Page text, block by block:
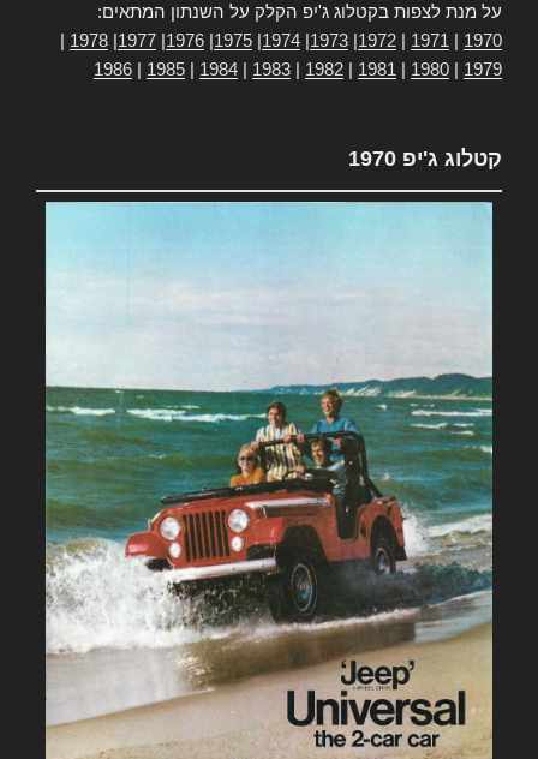
על מנת לצפות בקטלוג ג'יפ הקלק על השנתון המתאים:
1970
1971
1972
1973
1974
1975
1976
1977
1978
1979
1980
1981
1982
1983
1984
1985
1986
קטלוג ג'יפ 1970